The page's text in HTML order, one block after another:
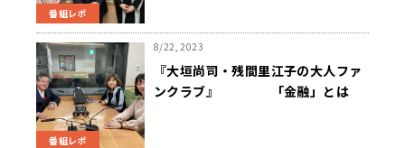
番組レポ
番組レポ
8/22, 2023
『大垣尚司・残間里江子の大人ファ
ンクラブ』 「金融」とは